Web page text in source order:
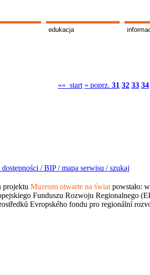
edukacja
«« start « poprz. 31 32 33 34
/BIP /mapa serwisu /szukaj
projektu Muzeum otwarte na świat powstało:
Funduszu Rozwoju Regionalnego
Evropského fondu pro regionální